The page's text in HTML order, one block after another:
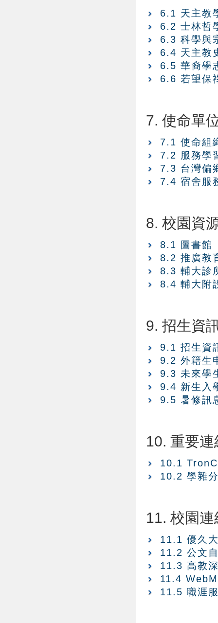
6.1 天主教
6.2 士林哲
6.3 科學與
6.4 天主教
6.5 華裔學
6.6 若望保
7. 使命單
7.1 使命組
7.2 服務學
7.3 台灣偏
7.4 宿舍服
8. 校園資
8.1 圖書館
8.2 推廣教
8.3 輔大診
8.4 輔大附
9. 招生資
9.1 招生資
9.2 外籍生
9.3 未來學
9.4 新生入
9.5 暑修訊
10. 重要連
10.1
10.2 學雜
11. 校園連
11.1 優久
11.2 公文
11.3 高教
11.4
11.5 職涯